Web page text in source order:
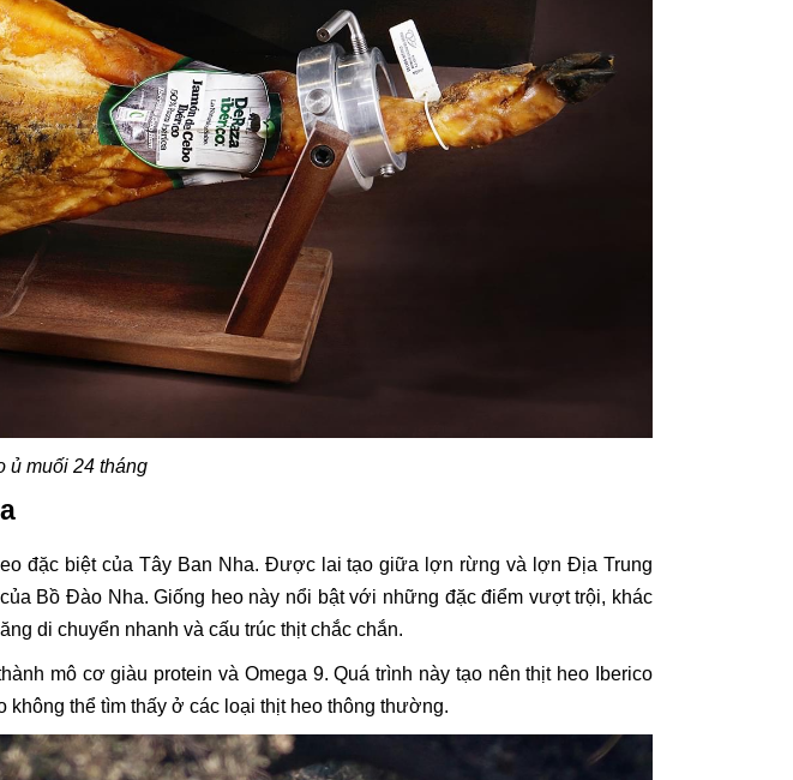
ủ muối 24 tháng
đặc biệt của Tây Ban Nha. Được lai tạo giữa lợn rừng và lợn Địa Trung
Bồ Đào Nha. Giống heo này nổi bật với những đặc điểm vượt trội, khác
di chuyển nhanh và cấu trúc thịt chắc chắn.
mô cơ giàu protein và Omega 9. Quá trình này tạo nên thịt heo Iberico
thể tìm thấy ở các loại thịt heo thông thường.